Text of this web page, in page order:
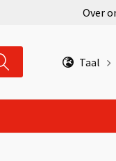
Over
Taal